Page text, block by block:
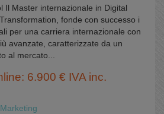
Il Master internazionale in Digital
fonde con successo i
per una carriera internazionale con
avanzate, caratterizzate da un
al mercato...
6.900 € IVA inc.